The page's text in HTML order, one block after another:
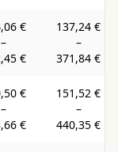
€
–
€
137,24 €
–
371,84 €
€
–
€
151,52 €
–
440,35 €